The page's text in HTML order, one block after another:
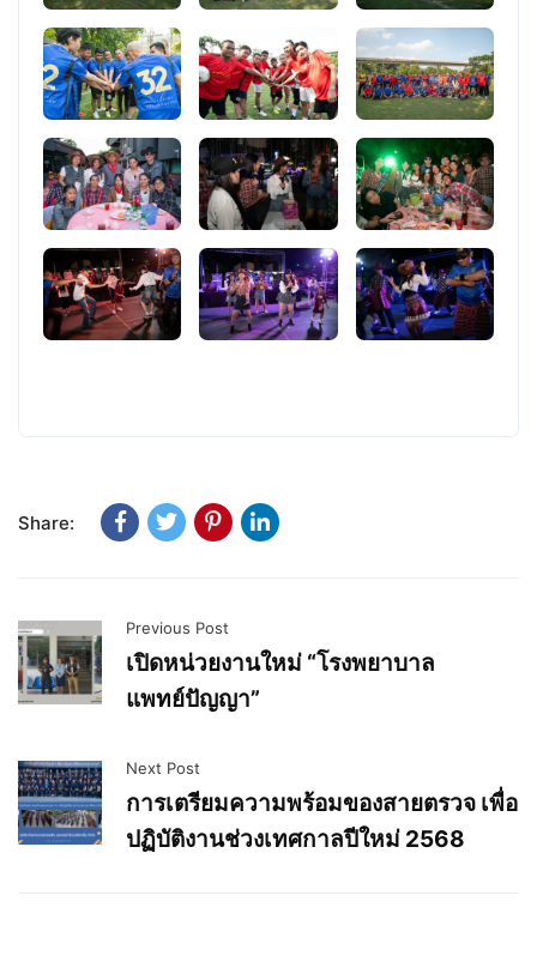
Share:
Previous Post
เปิดหน่วยงานใหม่ “โรงพยาบาล
แพทย์ปัญญา”
Next Post
การเตรียมความพร้อมของสายตรวจ เพื่อ
ปฏิบัติงานช่วงเทศกาลปีใหม่ 2568